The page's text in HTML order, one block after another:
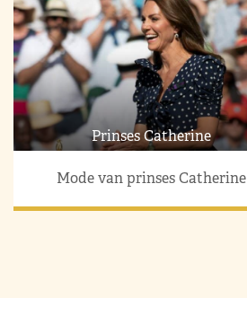
Prinses Catherine
Mode van prinses Catherine